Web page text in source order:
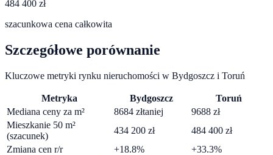
484 400 zł
szacunkowa cena całkowita
Szczegółowe porównanie
Kluczowe metryki rynku nieruchomości w Bydgoszcz i Toruń
Metryka Bydgoszcz
Toruń
Mediana ceny za m²
8684 złtaniej 9688 zł
Mieszkanie 50 m²
(szacunek)
434 200 zł 484 400 zł
Zmiana cen r/r
+18.8% +33.3%